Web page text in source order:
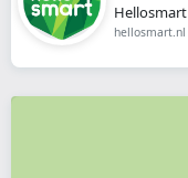
Hellosmart
hellosmart.nl